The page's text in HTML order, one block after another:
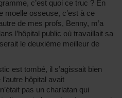
c’est quoi ce truc ? En
moelle osseuse, c’est à ce
de mes profs, Benny, m’a
l’hôpital public où travaillait sa
le deuxième meilleur de
est tombé, il s’agissait bien
hôpital avait
pas un charlatan qui